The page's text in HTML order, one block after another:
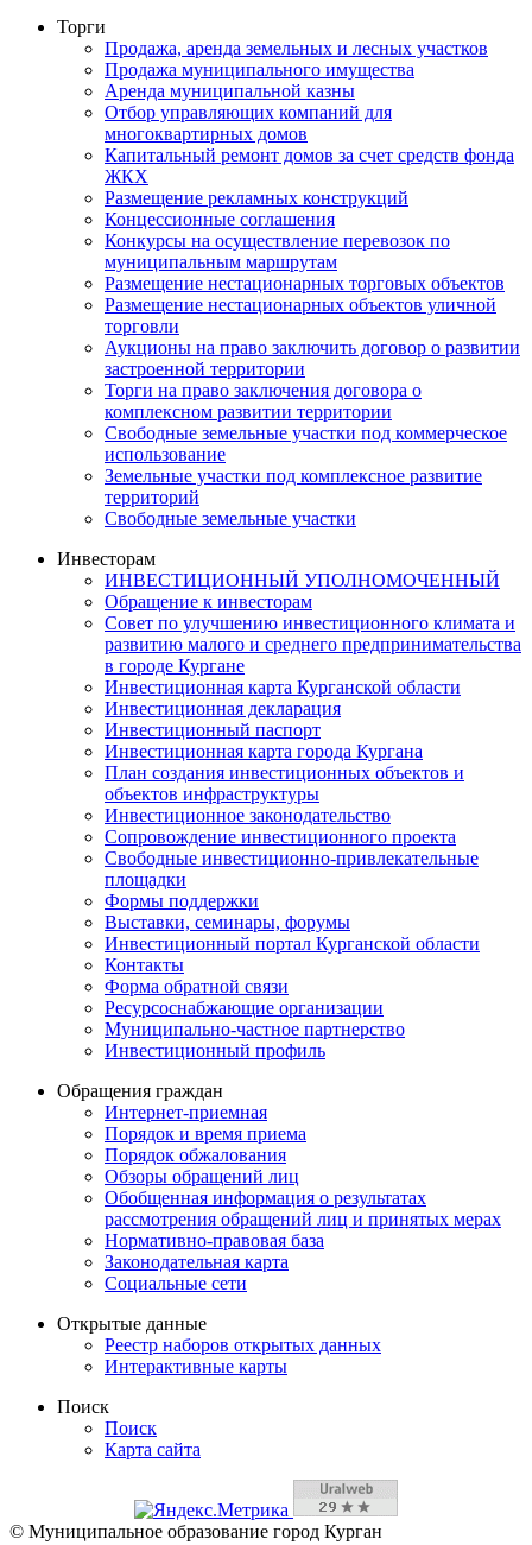
Торги
Продажа, аренда земельных и лесных участков
Продажа муниципального имущества
Аренда муниципальной казны
Отбор управляющих компаний для
многоквартирных домов
Капитальный ремонт домов за счет средств фонда
ЖКХ
Размещение рекламных конструкций
Концессионные соглашения
Конкурсы на осуществление перевозок по
муниципальным маршрутам
Размещение нестационарных торговых объектов
Размещение нестационарных объектов уличной
торговли
Аукционы на право заключить договор о развитии
застроенной территории
Торги на право заключения договора о
комплексном развитии территории
Свободные земельные участки под коммерческое
использование
Земельные участки под комплексное развитие
территорий
Свободные земельные участки
Инвесторам
ИНВЕСТИЦИОННЫЙ УПОЛНОМОЧЕННЫЙ
Обращение к инвесторам
Совет по улучшению инвестиционного климата и
развитию малого и среднего предпринимательства
в городе Кургане
Инвестиционная карта Курганской области
Инвестиционная декларация
Инвестиционный паспорт
Инвестиционная карта города Кургана
План создания инвестиционных объектов и
объектов инфраструктуры
Инвестиционное законодательство
Сопровождение инвестиционного проекта
Свободные инвестиционно-привлекательные
площадки
Формы поддержки
Выставки, семинары, форумы
Инвестиционный портал Курганской области
Контакты
Форма обратной связи
Ресурсоснабжающие организации
Муниципально-частное партнерство
Инвестиционный профиль
Обращения граждан
Интернет-приемная
Порядок и время приема
Порядок обжалования
Обзоры обращений лиц
Обобщенная информация о результатах
рассмотрения обращений лиц и принятых мерах
Нормативно-правовая база
Законодательная карта
Социальные сети
Открытые данные
Реестр наборов открытых данных
Интерактивные карты
Поиск
Поиск
Карта сайта
© Муниципальное образование город Курган